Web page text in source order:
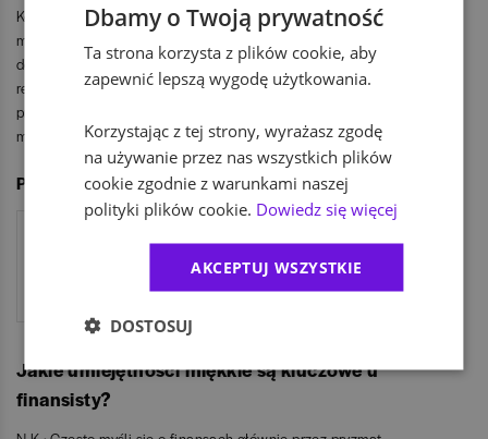
Kolejnym etapem jest już właściwe spotkanie z hiring
managerem, czyli przyszłym przełożonym. Warto też
dodać, że w niektórych przypadkach, szczególnie gdy
rekrutujemy na role o zasięgu międzynarodowym, w
procesie pojawia się jeszcze jedna, dodatkowa rozmowa z
managerami z zagranicy.
Polecane oferty pracodawcy: Zurich Insurance
Accountant with German
(fixed-term)
Kraków, małopolskie
Jakie umiejętności miękkie są kluczowe u
finansisty?
Dbamy o Twoją prywatność
Ta strona korzysta z plików cookie, aby
zapewnić lepszą wygodę użytkowania.
Korzystając z tej strony, wyrażasz zgodę
na używanie przez nas wszystkich plików
cookie zgodnie z warunkami naszej
polityki plików cookie. Dowiedz się więcej
AKCEPTUJ WSZYSTKIE
DOSTOSUJ